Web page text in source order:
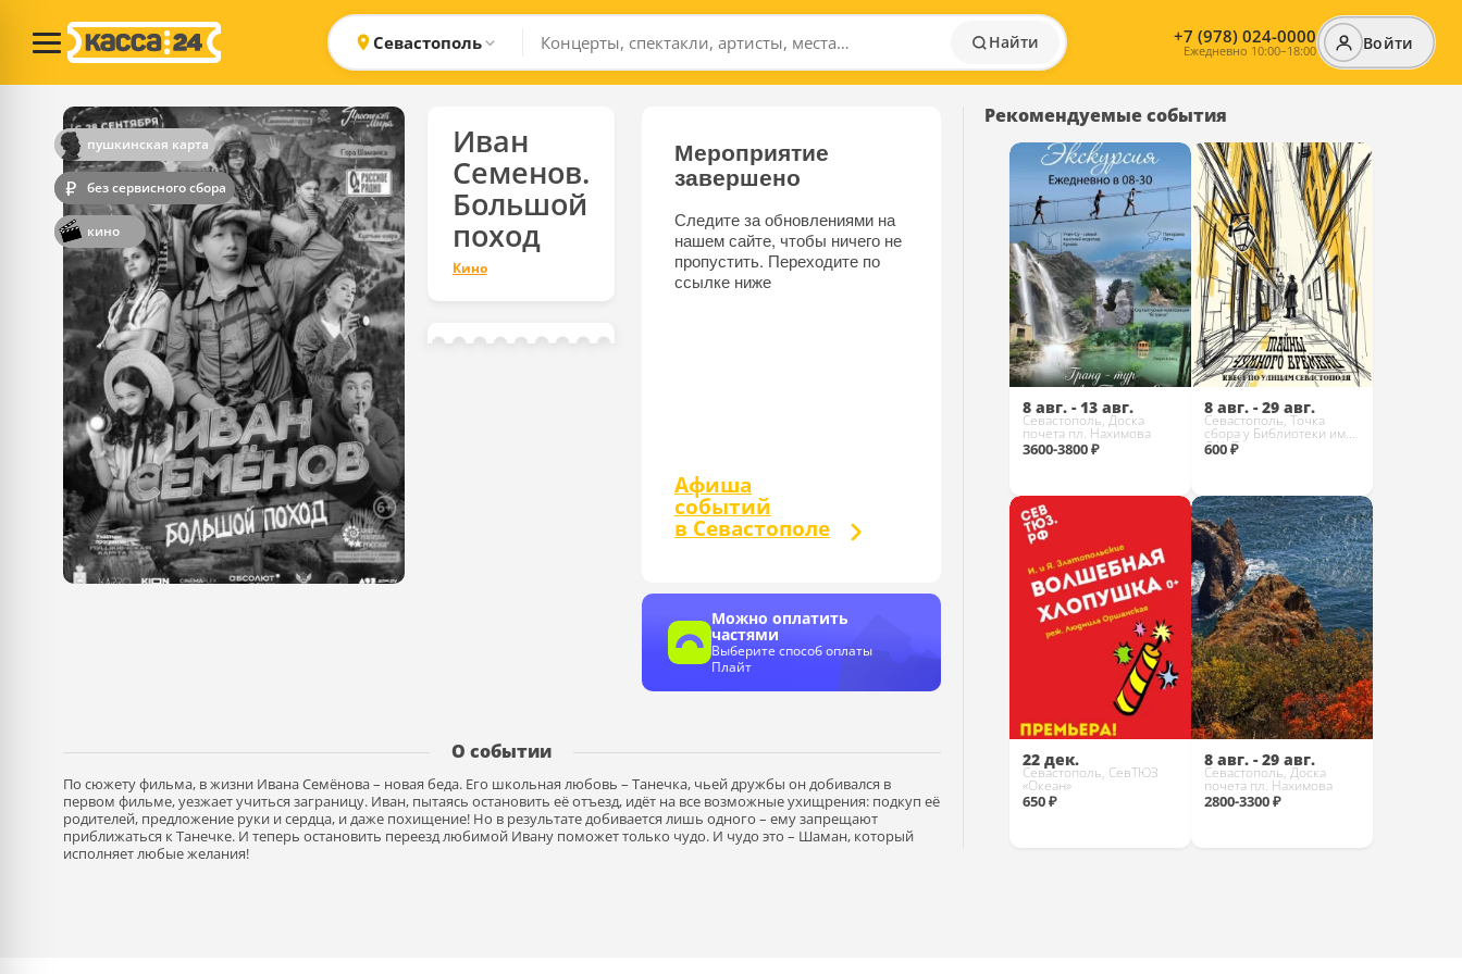
Севастополь Найти +7 (978) 024-0000
Ежедневно 10:00–18:00 Войти
пушкинская карта
без сервисного сбора
кино
Иван
Семенов.
Большой
поход
Кино
Мероприятие
завершено
Следите за обновлениями на
нашем сайте, чтобы ничего не
пропустить. Переходите по
ссылке ниже
Афиша
событий
в Севастополе
Можно оплатить
частями
Выберите способ оплаты
Плайт
О событии
По сюжету фильма, в жизни Ивана Семёнова – новая беда. Его школьная любовь – Танечка, чьей дружбы он добивался в
первом фильме, уезжает учиться заграницу. Иван, пытаясь остановить её отъезд, идёт на все возможные ухищрения: подкуп её
родителей, предложение руки и сердца, и даже похищение! Но в результате добивается лишь одного – ему запрещают
приближаться к Танечке. И теперь остановить переезд любимой Ивану поможет только чудо. И чудо это – Шаман, который
исполняет любые желания!
Рекомендуемые события
8 авг. - 13 авг.
Севастополь, Доска
почета пл. Нахимова
3600-3800 ₽
Купить
8 авг. - 29 авг.
Севастополь, Точка
сбора у Библиотеки им.
Л.Н. Толстого
600 ₽
Купить
22 дек.
Севастополь, СевТЮЗ
«Океан»
650 ₽
8 авг. - 29 авг.
Севастополь, Доска
почета пл. Нахимова
2800-3300 ₽